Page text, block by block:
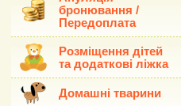
бронювання /
Передоплата
Розміщення дітей
та додаткові ліжка
Домашні тварини